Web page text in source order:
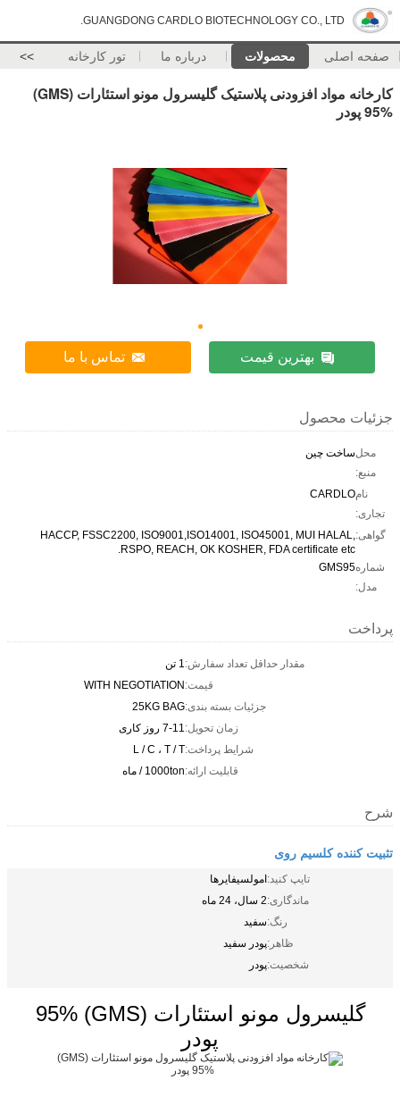
GUANGDONG CARDLO BIOTECHNOLOGY CO., LTD.
صفحه اصلی محصولات درباره ما تور کارخانه >>
کارخانه مواد افزودنی پلاستیک گلیسرول مونو استئارات (GMS)
95% پودر
بهترین قیمت تماس با ما
جزئیات محصول
محل
منبع:
ساخت چین
نام
تجاری:
CARDLO
گواهی:HACCP, FSSC2200, ISO9001,ISO14001, ISO45001, MUI HALAL,
RSPO, REACH, OK KOSHER, FDA certificate etc.
شماره
مدل:
GMS95
پرداخت
مقدار حداقل تعداد سفارش:1 تن
قیمت:WITH NEGOTIATION
جزئیات بسته بندی:25KG BAG
زمان تحویل:7-11 روز کاری
شرایط پرداخت:L / C ، T / T
قابلیت ارائه:1000ton / ماه
شرح
تثبیت کننده کلسیم روی
تایپ کنید:امولسیفایرها
ماندگاری:2 سال، 24 ماه
رنگ:سفید
ظاهر:پودر سفید
شخصیت:پودر
گلیسرول مونو استئارات (GMS) 95%
پودر